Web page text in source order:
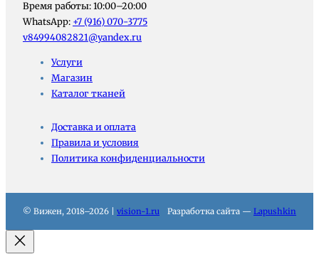
Время работы: 10:00–20:00
WhatsApp: +7 (916) 070-3775
v84994082821@yandex.ru
Услуги
Магазин
Каталог тканей
Доставка и оплата
Правила и условия
Политика конфиденциальности
© Вижен, 2018–2026 | vision-1.ru Разработка сайта — Lapushkin